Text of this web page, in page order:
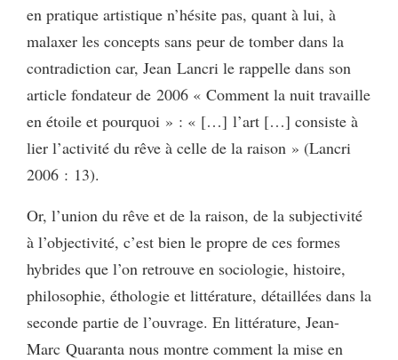
en pratique artistique n’hésite pas, quant à lui, à
malaxer les concepts sans peur de tomber dans la
contradiction car, Jean Lancri le rappelle dans son
article fondateur de 2006 « Comment la nuit travaille
en étoile et pourquoi » : « […] l’art […] consiste à
lier l’activité du rêve à celle de la raison » (Lancri
2006 : 13).
Or, l’union du rêve et de la raison, de la subjectivité
à l’objectivité, c’est bien le propre de ces formes
hybrides que l’on retrouve en sociologie, histoire,
philosophie, éthologie et littérature, détaillées dans la
seconde partie de l’ouvrage. En littérature, Jean-
Marc Quaranta nous montre comment la mise en